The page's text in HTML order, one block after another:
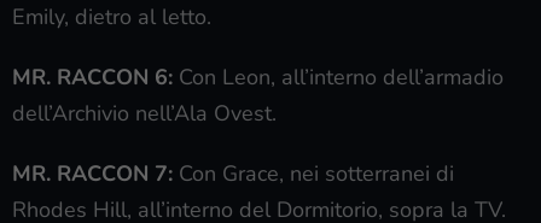
Emily, dietro al letto.
MR. RACCON 6: Con Leon, all’interno dell’armadio
dell’Archivio nell’Ala Ovest.
MR. RACCON 7: Con Grace, nei sotterranei di
Rhodes Hill, all’interno del Dormitorio, sopra la TV.